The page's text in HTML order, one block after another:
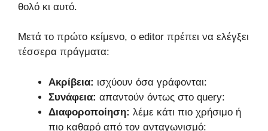
θολό κι αυτό.
Μετά το πρώτο κείμενο, ο editor πρέπει να ελέγξει
τέσσερα πράγματα:
Ακρίβεια: ισχύουν όσα γράφονται:
Συνάφεια: απαντούν όντως στο query:
Διαφοροποίηση: λέμε κάτι πιο χρήσιμο ή
πιο καθαρό από τον ανταγωνισμό: